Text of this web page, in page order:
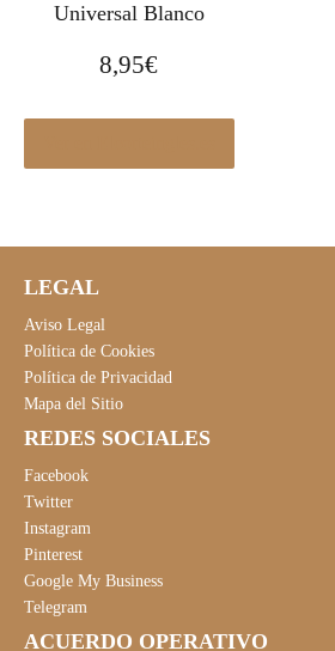
Universal Blanco
8,95€
LEGAL
Aviso Legal
Política de Cookies
Política de Privacidad
Mapa del Sitio
REDES SOCIALES
Facebook
Twitter
Instagram
Pinterest
Google My Business
Telegram
ACUERDO OPERATIVO